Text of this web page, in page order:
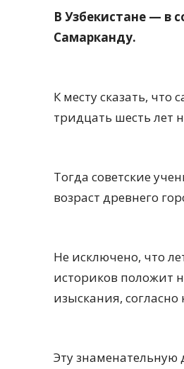
В Узбекистане — в
Самарканду.
К месту сказать,
тридцать шесть лет
Тогда советские
возраст древнего
Не исключено, что
историков положит
изыскания,
Эту знаменательную